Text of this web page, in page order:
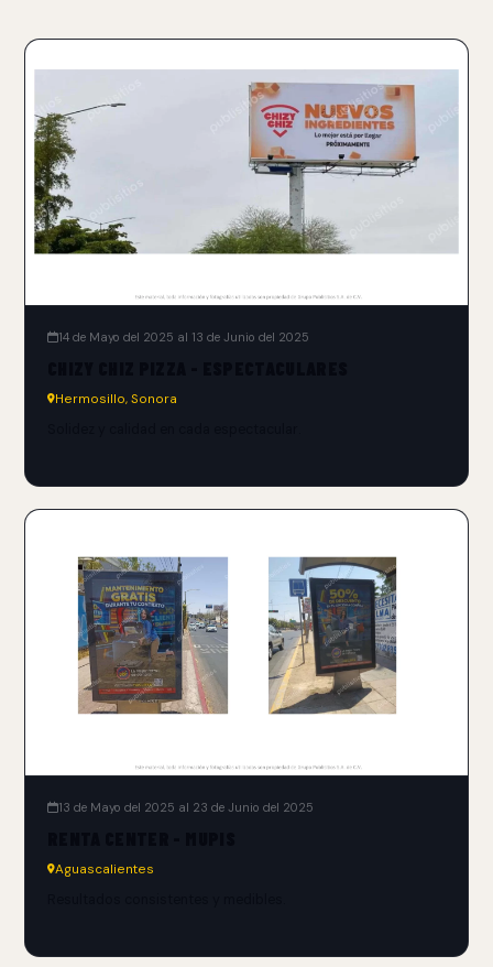
14 de Mayo del 2025 al 13 de Junio del 2025
Hermosillo, Sonora
13 de Mayo del 2025 al 23 de Junio del 2025
Aguascalientes